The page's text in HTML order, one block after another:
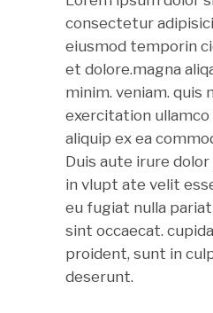
consectetur
eiusmod temporin
et dolore.magna
minim. veniam. quis
exercitation
aliquip ex ea
Duis aute irure
in vlupt ate velit
eu fugiat nulla
sint occaecat.
proident, sunt in
deserunt.